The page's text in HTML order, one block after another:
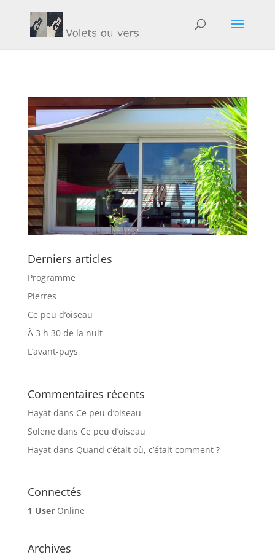
Derniers articles
Programme
Pierres
Ce peu d’oiseau
À 3 h 30 de la nuit
L’avant-pays
Commentaires récents
Hayatdans Ce peu d’oiseau
Solene dans Ce peu d’oiseau
Hayatdans Quand c’était où, c’était comment ?
Connectés
1 UserOnline
Archives